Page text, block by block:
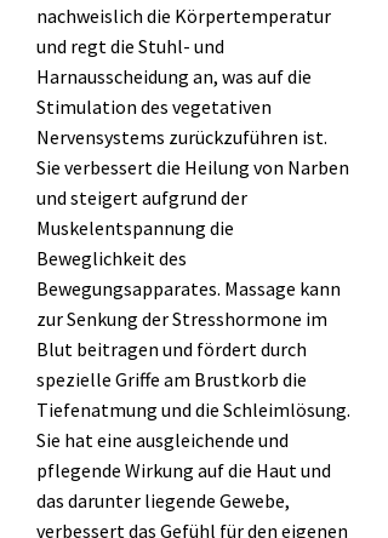
nachweislich die Körpertemperatur
und regt die Stuhl- und
Harnausscheidung an, was auf die
Stimulation des vegetativen
Nervensystems zurückzuführen ist.
Sie verbessert die Heilung von Narben
und steigert aufgrund der
Muskelentspannung die
Beweglichkeit des
Bewegungsapparates. Massage kann
zur Senkung der Stresshormone im
Blut beitragen und fördert durch
spezielle Griffe am Brustkorb die
Tiefenatmung und die Schleimlösung.
Sie hat eine ausgleichende und
pflegende Wirkung auf die Haut und
das darunter liegende Gewebe,
verbessert das Gefühl für den eigenen